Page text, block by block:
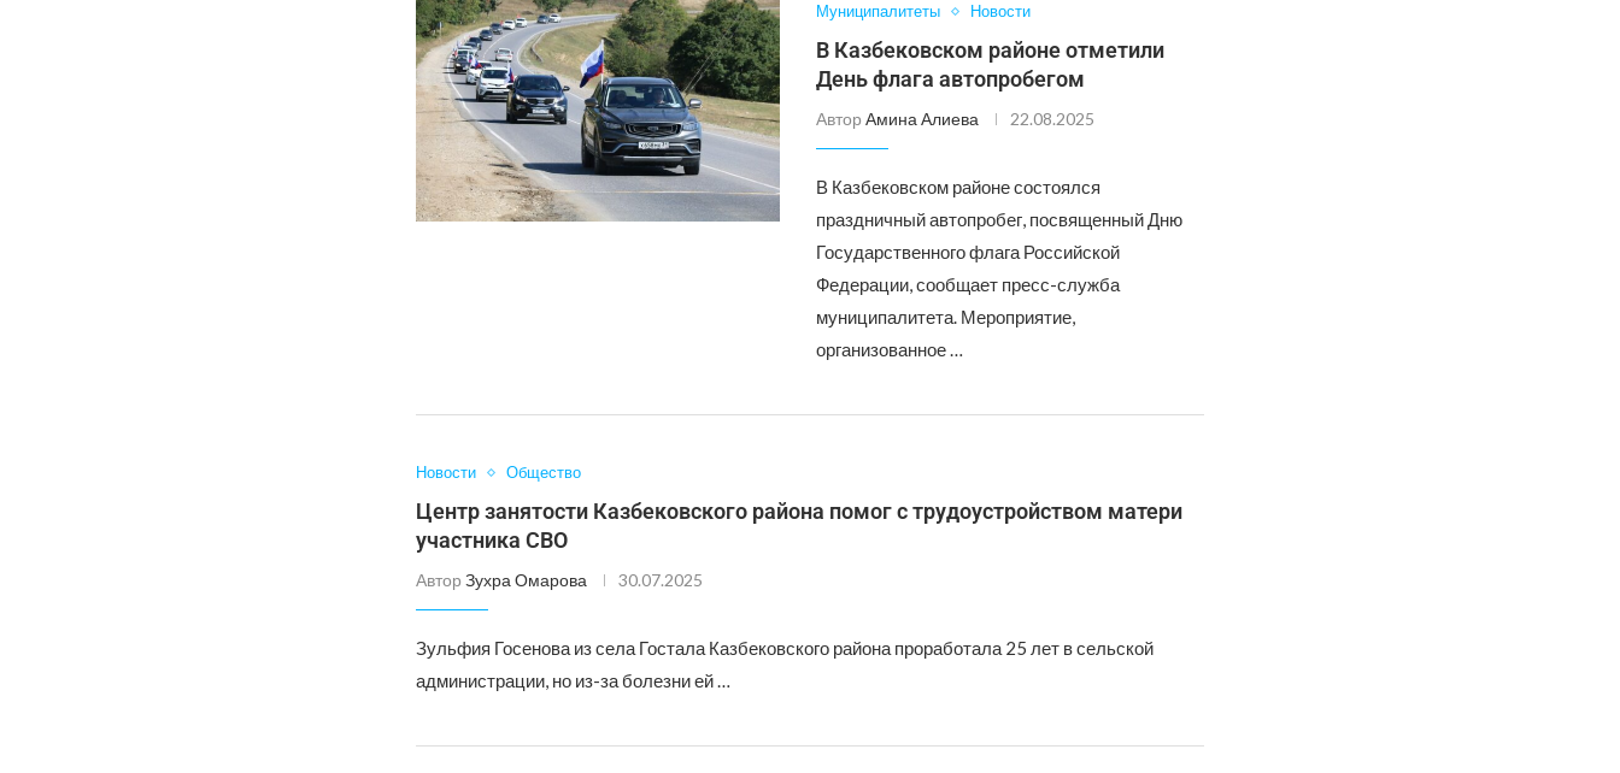
Муниципалитеты
Новости
В Казбековском районе отметили
День флага автопробегом
АвторАмина Алиева 22.08.2025
В Казбековском районе состоялся
праздничный автопробег, посвященный Дню
Государственного флага Российской
Федерации, сообщает пресс-служба
муниципалитета. Мероприятие,
организованное …
Новости Общество
Центр занятости Казбековского района помог с трудоустройством матери
участника СВО
Автор Зухра Омарова 30.07.2025
Зульфия Госенова из села Гостала Казбековского района проработала 25 лет в сельской
администрации, но из-за болезни ей …